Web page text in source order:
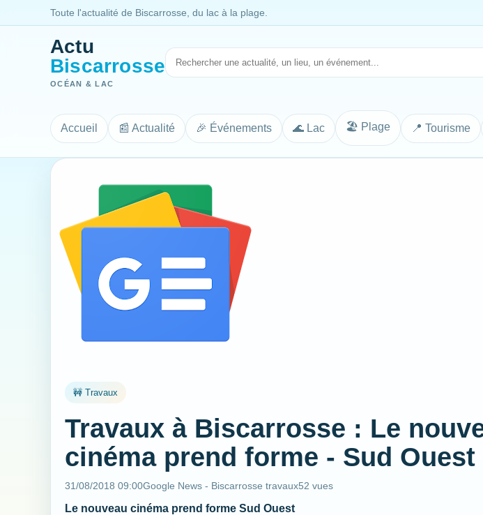
Toute l'actualité de Biscarrosse, du lac à la plage.
Actu
Biscarrosse
OCÉAN & LAC
Accueil 📰 Actualité 🎉 Événements 🌊 Lac 🏖️ Plage 📍 Tourisme
🚧 Travaux
Travaux à Biscarrosse : Le
cinéma prend forme - Sud Ouest
31/08/2018 09:00Google News - Biscarrosse travaux52 vues
Le nouveau cinéma prend forme Sud Ouest